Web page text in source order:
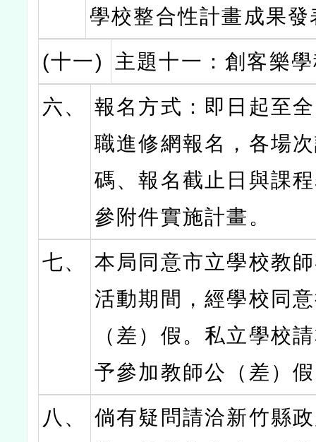
學校整合性計畫成果發
(十一)
主題十一：創客樂
六、
報名方式：即日起至
職進修網報名，各場
碼、報名截止日與課
參附件實施計畫。
七、
本局同意市立學校教
活動期間，經學校同
（差）假。私立學校
予參加教師公（差）
八、
倘有疑問請洽新竹縣